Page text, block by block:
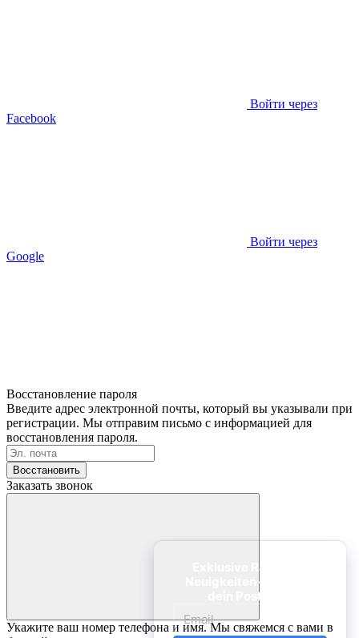
Войти через
Facebook
Войти через
Google
Восстановление пароля
Введите адрес электронной почты, который вы указывали при
регистрации. Мы отправим письмо с информацией для
восстановления пароля.
Восстановить
Заказать звонок
Укажите ваш номер телефона и имя. Мы свяжемся с вами в